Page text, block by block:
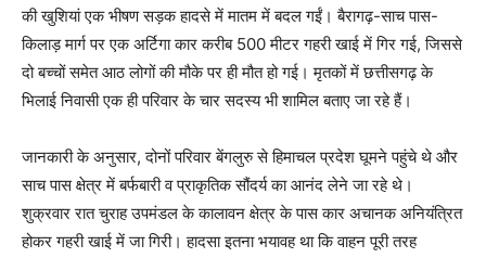
की खुशियां एक भीषण सड़क हादसे में मातम में बदल गईं। बैरागढ़-साच पास-
किलाड़ मार्ग पर एक अर्टिगा कार करीब 500 मीटर गहरी खाई में गिर गई, जिससे
दो बच्चों समेत आठ लोगों की मौके पर ही मौत हो गई। मृतकों में छत्तीसगढ़ के
भिलाई निवासी एक ही परिवार के चार सदस्य भी शामिल बताए जा रहे हैं।
जानकारी के अनुसार, दोनों परिवार बेंगलुरु से हिमाचल प्रदेश घूमने पहुंचे थे और
साच पास क्षेत्र में बर्फबारी व प्राकृतिक सौंदर्य का आनंद लेने जा रहे थे।
शुक्रवार रात चुराह उपमंडल के कालावन क्षेत्र के पास कार अचानक अनियंत्रित
होकर गहरी खाई में जा गिरी। हादसा इतना भयावह था कि वाहन पूरी तरह